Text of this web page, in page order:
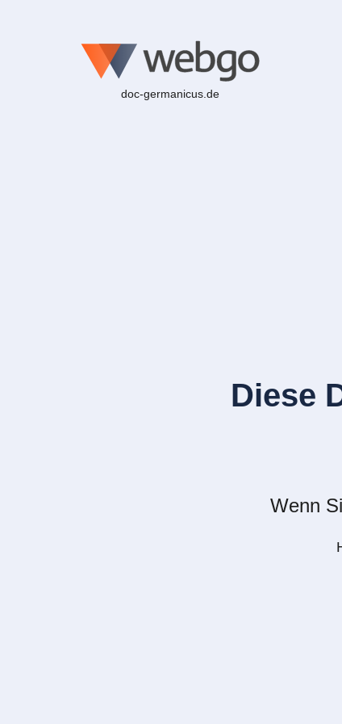
doc-germanicus.de
Diese
Wenn